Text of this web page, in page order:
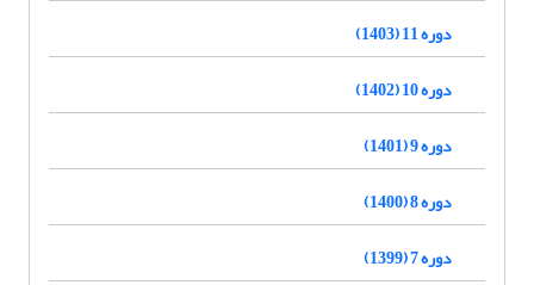
دوره 11 (1403)
دوره 10 (1402)
دوره 9 (1401)
دوره 8 (1400)
دوره 7 (1399)